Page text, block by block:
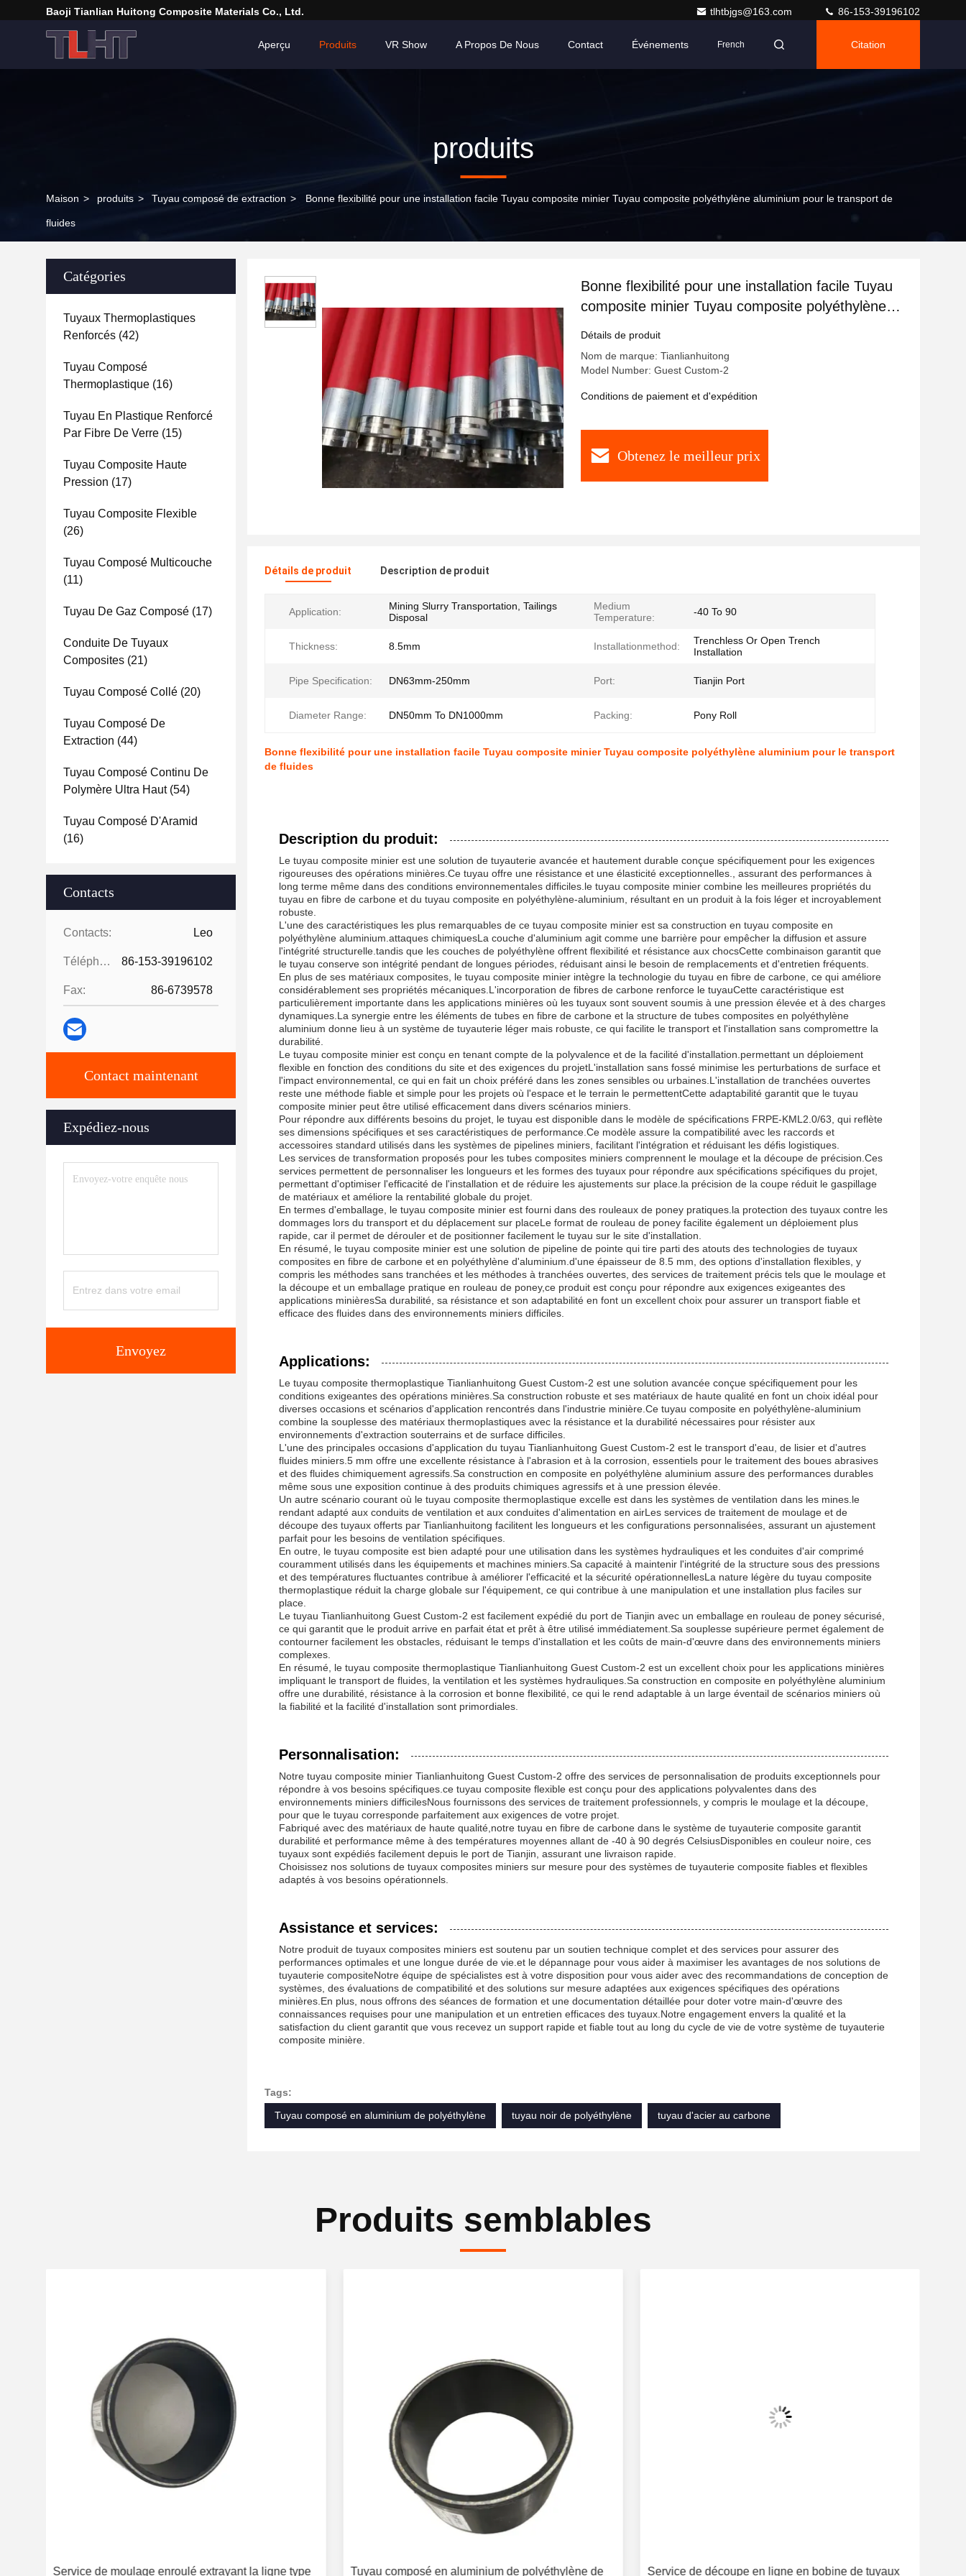
Baoji Tianlian Huitong Composite Materials Co., Ltd. tlhtbjgs@163.com 86-153-39196102
Aperçu Produits VR Show A Propos De Nous Contact Événements French Citation
produits
Maison > produits > Tuyau composé de extraction > Bonne flexibilité pour une installation facile Tuyau composite minier Tuyau composite polyéthylène aluminium pour le transport de
fluides
Catégories
Tuyaux Thermoplastiques
Renforcés (42)
Tuyau Composé
Thermoplastique (16)
Tuyau En Plastique Renforcé
Par Fibre De Verre (15)
Tuyau Composite Haute
Pression (17)
Tuyau Composite Flexible
(26)
Tuyau Composé Multicouche
(11)
Tuyau De Gaz Composé (17)
Conduite De Tuyaux
Composites (21)
Tuyau Composé Collé (20)
Tuyau Composé De
Extraction (44)
Tuyau Composé Continu De
Polymère Ultra Haut(54)
Tuyau Composé D'Aramid
(16)
Contacts
Contacts: Leo
Téléphone: 86-153-39196102
Fax: 86-6739578
Contact maintenant
Expédiez-nous
Envoyez
Bonne flexibilité pour une installation facile Tuyau
composite minier Tuyau composite polyéthylène
Détails de produit
Nom de marque: Tianlianhuitong
Model Number: Guest Custom-2
Conditions de paiement et d'expédition
Obtenez le meilleur prix
Détails de produit Description de produit
Application:
Mining Slurry Transportation, Tailings
Disposal
Medium
Temperature:
-40 To 90
Thickness: 8.5mm Installationmethod:
Trenchless Or Open Trench
Installation
Pipe Specification: DN63mm-250mm Port: Tianjin Port
Diameter Range: DN50mm To DN1000mm Packing: Pony Roll
Bonne flexibilité pour une installation facile Tuyau composite minier Tuyau composite polyéthylène aluminium pour le transport
de fluides
Description du produit:
Le tuyau composite minier est une solution de tuyauterie avancée et hautement durable conçue spécifiquement pour les exigences
rigoureuses des opérations minières.Ce tuyau offre une résistance et une élasticité exceptionnelles., assurant des performances à
long terme même dans des conditions environnementales difficiles.le tuyau composite minier combine les meilleures propriétés du
tuyau en fibre de carbone et du tuyau composite en polyéthylène-aluminium, résultant en un produit à la fois léger et incroyablement
robuste.
L'une des caractéristiques les plus remarquables de ce tuyau composite minier est sa construction en tuyau composite en
polyéthylène aluminium.attaques chimiquesLa couche d'aluminium agit comme une barrière pour empêcher la diffusion et assure
l'intégrité structurelle.tandis que les couches de polyéthylène offrent flexibilité et résistance aux chocsCette combinaison garantit que
le tuyau conserve son intégrité pendant de longues périodes, réduisant ainsi le besoin de remplacements et d'entretien fréquents.
En plus de ses matériaux composites, le tuyau composite minier intègre la technologie du tuyau en fibre de carbone, ce qui améliore
considérablement ses propriétés mécaniques.L'incorporation de fibres de carbone renforce le tuyauCette caractéristique est
particulièrement importante dans les applications minières où les tuyaux sont souvent soumis à une pression élevée et à des charges
dynamiques.La synergie entre les éléments de tubes en fibre de carbone et la structure de tubes composites en polyéthylène
aluminium donne lieu à un système de tuyauterie léger mais robuste, ce qui facilite le transport et l'installation sans compromettre la
durabilité.
Le tuyau composite minier est conçu en tenant compte de la polyvalence et de la facilité d'installation.permettant un déploiement
flexible en fonction des conditions du site et des exigences du projetL'installation sans fossé minimise les perturbations de surface et
l'impact environnemental, ce qui en fait un choix préféré dans les zones sensibles ou urbaines.L'installation de tranchées ouvertes
reste une méthode fiable et simple pour les projets où l'espace et le terrain le permettentCette adaptabilité garantit que le tuyau
composite minier peut être utilisé efficacement dans divers scénarios miniers.
Pour répondre aux différents besoins du projet, le tuyau est disponible dans le modèle de spécifications FRPE-KML2.0/63, qui reflète
ses dimensions spécifiques et ses caractéristiques de performance.Ce modèle assure la compatibilité avec les raccords et
accessoires standard utilisés dans les systèmes de pipelines miniers, facilitant l'intégration et réduisant les défis logistiques.
Les services de transformation proposés pour les tubes composites miniers comprennent le moulage et la découpe de précision.Ces
services permettent de personnaliser les longueurs et les formes des tuyaux pour répondre aux spécifications spécifiques du projet,
permettant d'optimiser l'efficacité de l'installation et de réduire les ajustements sur place.la précision de la coupe réduit le gaspillage
de matériaux et améliore la rentabilité globale du projet.
En termes d'emballage, le tuyau composite minier est fourni dans des rouleaux de poney pratiques.la protection des tuyaux contre les
dommages lors du transport et du déplacement sur placeLe format de rouleau de poney facilite également un déploiement plus
rapide, car il permet de dérouler et de positionner facilement le tuyau sur le site d'installation.
En résumé, le tuyau composite minier est une solution de pipeline de pointe qui tire parti des atouts des technologies de tuyaux
composites en fibre de carbone et en polyéthylène d'aluminium.d'une épaisseur de 8.5 mm, des options d'installation flexibles, y
compris les méthodes sans tranchées et les méthodes à tranchées ouvertes, des services de traitement précis tels que le moulage et
la découpe et un emballage pratique en rouleau de poney,ce produit est conçu pour répondre aux exigences exigeantes des
applications minièresSa durabilité, sa résistance et son adaptabilité en font un excellent choix pour assurer un transport fiable et
efficace des fluides dans des environnements miniers difficiles.
Applications:
Le tuyau composite thermoplastique Tianlianhuitong Guest Custom-2 est une solution avancée conçue spécifiquement pour les
conditions exigeantes des opérations minières.Sa construction robuste et ses matériaux de haute qualité en font un choix idéal pour
diverses occasions et scénarios d'application rencontrés dans l'industrie minière.Ce tuyau composite en polyéthylène-aluminium
combine la souplesse des matériaux thermoplastiques avec la résistance et la durabilité nécessaires pour résister aux
environnements d'extraction souterrains et de surface difficiles.
L'une des principales occasions d'application du tuyau Tianlianhuitong Guest Custom-2 est le transport d'eau, de lisier et d'autres
fluides miniers.5 mm offre une excellente résistance à l'abrasion et à la corrosion, essentiels pour le traitement des boues abrasives
et des fluides chimiquement agressifs.Sa construction en composite en polyéthylène aluminium assure des performances durables
même sous une exposition continue à des produits chimiques agressifs et à une pression élevée.
Un autre scénario courant où le tuyau composite thermoplastique excelle est dans les systèmes de ventilation dans les mines.le
rendant adapté aux conduits de ventilation et aux conduites d'alimentation en airLes services de traitement de moulage et de
découpe des tuyaux offerts par Tianlianhuitong facilitent les longueurs et les configurations personnalisées, assurant un ajustement
parfait pour les besoins de ventilation spécifiques.
En outre, le tuyau composite est bien adapté pour une utilisation dans les systèmes hydrauliques et les conduites d'air comprimé
couramment utilisés dans les équipements et machines miniers.Sa capacité à maintenir l'intégrité de la structure sous des pressions
et des températures fluctuantes contribue à améliorer l'efficacité et la sécurité opérationnellesLa nature légère du tuyau composite
thermoplastique réduit la charge globale sur l'équipement, ce qui contribue à une manipulation et une installation plus faciles sur
place.
Le tuyau Tianlianhuitong Guest Custom-2 est facilement expédié du port de Tianjin avec un emballage en rouleau de poney sécurisé,
ce qui garantit que le produit arrive en parfait état et prêt à être utilisé immédiatement.Sa souplesse supérieure permet également de
contourner facilement les obstacles, réduisant le temps d'installation et les coûts de main-d'œuvre dans des environnements miniers
complexes.
En résumé, le tuyau composite thermoplastique Tianlianhuitong Guest Custom-2 est un excellent choix pour les applications minières
impliquant le transport de fluides, la ventilation et les systèmes hydrauliques.Sa construction en composite en polyéthylène aluminium
offre une durabilité, résistance à la corrosion et bonne flexibilité, ce qui le rend adaptable à un large éventail de scénarios miniers où
la fiabilité et la facilité d'installation sont primordiales.
Personnalisation:
Notre tuyau composite minier Tianlianhuitong Guest Custom-2 offre des services de personnalisation de produits exceptionnels pour
répondre à vos besoins spécifiques.ce tuyau composite flexible est conçu pour des applications polyvalentes dans des
environnements miniers difficilesNous fournissons des services de traitement professionnels, y compris le moulage et la découpe,
pour que le tuyau corresponde parfaitement aux exigences de votre projet.
Fabriqué avec des matériaux de haute qualité,notre tuyau en fibre de carbone dans le système de tuyauterie composite garantit
durabilité et performance même à des températures moyennes allant de -40 à 90 degrés CelsiusDisponibles en couleur noire, ces
tuyaux sont expédiés facilement depuis le port de Tianjin, assurant une livraison rapide.
Choisissez nos solutions de tuyaux composites miniers sur mesure pour des systèmes de tuyauterie composite fiables et flexibles
adaptés à vos besoins opérationnels.
Assistance et services:
Notre produit de tuyaux composites miniers est soutenu par un soutien technique complet et des services pour assurer des
performances optimales et une longue durée de vie.et le dépannage pour vous aider à maximiser les avantages de nos solutions de
tuyauterie compositeNotre équipe de spécialistes est à votre disposition pour vous aider avec des recommandations de conception de
systèmes, des évaluations de compatibilité et des solutions sur mesure adaptées aux exigences spécifiques des opérations
minières.En plus, nous offrons des séances de formation et une documentation détaillée pour doter votre main-d'œuvre des
connaissances requises pour une manipulation et un entretien efficaces des tuyaux.Notre engagement envers la qualité et la
satisfaction du client garantit que vous recevez un support rapide et fiable tout au long du cycle de vie de votre système de tuyauterie
composite minière.
Tags:
Tuyau composé en aluminium de polyéthylène
tuyau noir de polyéthylène tuyau d'acier au carbone
Produits semblables
Service de moulage enroulé extrayant la ligne type Tuyau composé en aluminium de polyéthylène de Service de découpe en ligne en bobine de tuyaux